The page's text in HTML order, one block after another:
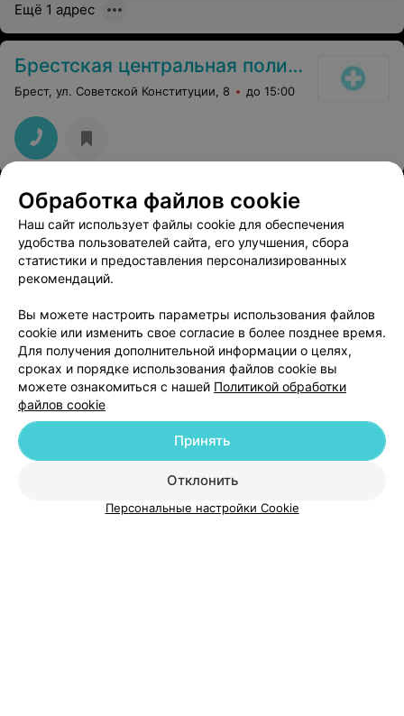
Ещё 1 адрес
Брестская центральная поликлиника
Брест, ул. Советской Конституции, 8 до 15:00
Добавить специалиста
Обработка файлов cookie
Наш сайт использует файлы cookie для обеспечения
удобства пользователей сайта, его улучшения, сбора
статистики и предоставления персонализированных
рекомендаций.
Вы можете настроить параметры использования файлов
cookie или изменить свое согласие в более позднее время.
Для получения дополнительной информации о целях,
сроках и порядке использования файлов cookie вы
можете ознакомиться с нашей Политикой обработки
файлов cookie
Отклонить
Принять
Персональные настройки Cookie